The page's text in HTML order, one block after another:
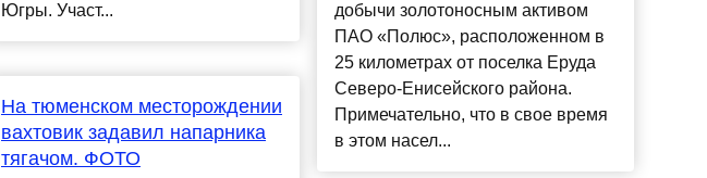
Югры. Участ...
На тюменском месторождении
вахтовик задавил напарника
тягачом. ФОТО
добычи золотоносным активом
ПАО «Полюс», расположенном в
25 километрах от поселка Еруда
Северо-Енисейского района.
Примечательно, что в свое время
в этом насел...